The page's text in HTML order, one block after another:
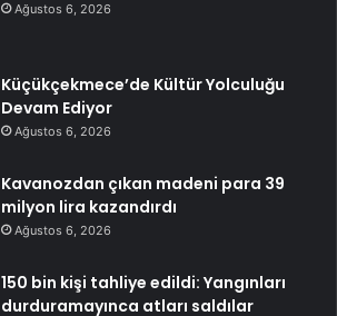
Ağustos 6, 2026
Küçükçekmece’de Kültür Yolculuğu
Devam Ediyor
Ağustos 6, 2026
Kavanozdan çıkan madeni para 39
milyon lira kazandırdı
Ağustos 6, 2026
150 bin kişi tahliye edildi: Yangınları
durduramayınca atları saldılar